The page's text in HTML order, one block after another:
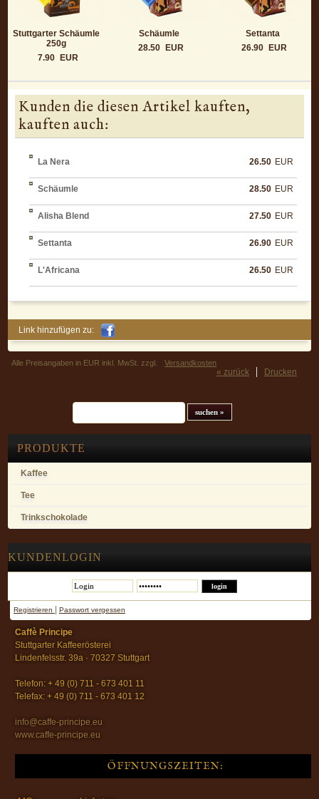
PRODUKTE
Kaffee
Tee
Trinkschokolade
KUNDENLOGIN
Registrieren Passwort vergessen
Caffè Principe
Stuttgarter Kaffeerösterei
Lindenfelsstr. 39a · 70327 Stuttgart
Telefon: + 49 (0) 711 - 673 401 11
Telefax: + 49 (0) 711 - 673 401 12
info@caffe-principe.eu
www.caffe-principe.eu
ÖFFNUNGSZEITEN:
Stuttgarter Schäumle
250g
7.90
EUR
Schäumle
28.50
EUR
Settanta
26.90
EUR
Kunden die diesen Artikel kauften,
kauften auch:
La Nera 26.50 EUR
Schäumle 28.50 EUR
Alisha Blend 27.50 EUR
Settanta 26.90 EUR
L'Africana 26.50 EUR
Link hinzufügen zu:
Alle Preisangaben in EUR inkl. MwSt. zzgl. Versandkosten
Drucken
« zurück